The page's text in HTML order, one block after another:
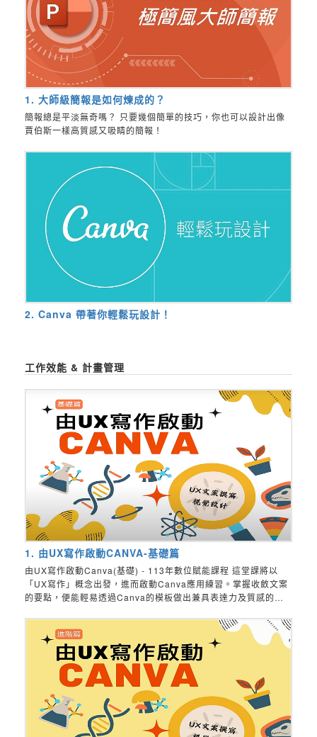
1. 大師級簡報是如何煉成的？
簡報總是平淡無奇嗎？ 只要幾個簡單的技巧，你也可以設計出像
賈伯斯一樣高質感又吸睛的簡報！
2. Canva 帶著你輕鬆玩設計！
工作效能 & 計畫管理
1. 由UX寫作啟動CANVA-基礎篇
由UX寫作啟動Canva(基礎) - 113年數位賦能課程 這堂課將以
「UX寫作」概念出發，進而啟動Canva應用練習。掌握收斂文案
的要點，便能輕易透過Canva的模板做出兼具表達力及質感的海